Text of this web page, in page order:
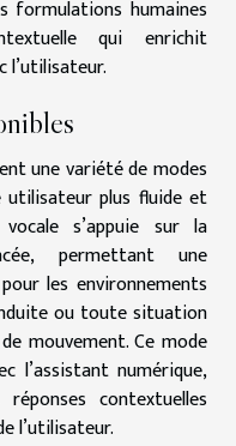
formulations humaines
qui enrichit
l’utilisateur.
une variété de modes
utilisateur plus fluide et
s’appuie sur la
permettant une
les environnements
ou toute situation
mouvement. Ce mode
l’assistant numérique,
contextuelles
l’utilisateur.